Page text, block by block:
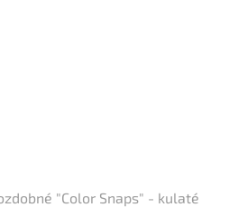
"Color Snaps" - kulaté